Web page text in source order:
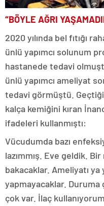
“BÖYLE AĞRI
2020 yılında bel fıtığı
ünlü yapımcı solunum
hastanede tedavi
ünlü yapımcı ameliyat
tedavi görmüştü.
kalça kemiğini kıran
ifadeleri kullanmıştı:
Vücudumda bazı
lazımmış. Eve geldik.
bakacaklar. Ameliyatı ya
yapmayacaklar.
çok var. İlaç